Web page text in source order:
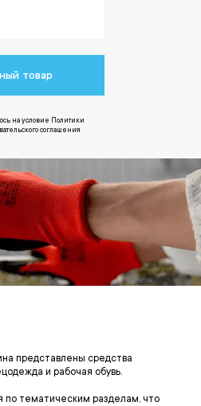
товар
на условие Политики
соглашения
представлены средства
и рабочая обувь.
по тематическим разделам, что